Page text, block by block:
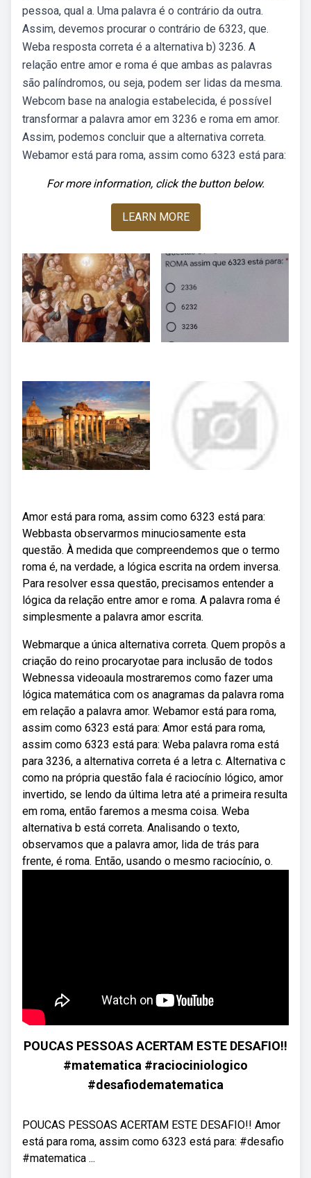
pessoa, qual a. Uma palavra é o contrário da outra.
Assim, devemos procurar o contrário de 6323, que.
Weba resposta correta é a alternativa b) 3236. A
relação entre amor e roma é que ambas as palavras
são palíndromos, ou seja, podem ser lidas da mesma.
Webcom base na analogia estabelecida, é possível
transformar a palavra amor em 3236 e roma em amor.
Assim, podemos concluir que a alternativa correta.
Webamor está para roma, assim como 6323 está para:
For more information, click the button below.
LEARN MORE
Amor está para roma, assim como 6323 está para:
Webbasta observarmos minuciosamente esta
questão. À medida que compreendemos que o termo
roma é, na verdade, a lógica escrita na ordem inversa.
Para resolver essa questão, precisamos entender a
lógica da relação entre amor e roma. A palavra roma é
simplesmente a palavra amor escrita.
Webmarque a única alternativa correta. Quem propôs a
criação do reino procaryotae para inclusão de todos
Webnessa videoaula mostraremos como fazer uma
lógica matemática com os anagramas da palavra roma
em relação a palavra amor. Webamor está para roma,
assim como 6323 está para: Amor está para roma,
assim como 6323 está para: Weba palavra roma está
para 3236, a alternativa correta é a letra c. Alternativa c
como na própria questão fala é raciocínio lógico, amor
invertido, se lendo da última letra até a primeira resulta
em roma, então faremos a mesma coisa. Weba
alternativa b está correta. Analisando o texto,
observamos que a palavra amor, lida de trás para
frente, é roma. Então, usando o mesmo raciocínio, o.
POUCAS PESSOAS ACERTAM ESTE DESAFIO!!
#matematica #raciociniologico
#desafiodematematica
POUCAS PESSOAS ACERTAM ESTE DESAFIO!! Amor
está para roma, assim como 6323 está para: #desafio
#matematica ...